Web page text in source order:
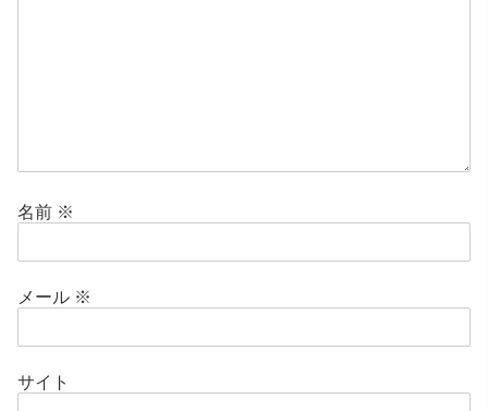
名前 ※
メール ※
サイト